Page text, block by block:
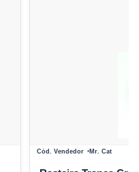
Cód. Vendedor Mr. Cat